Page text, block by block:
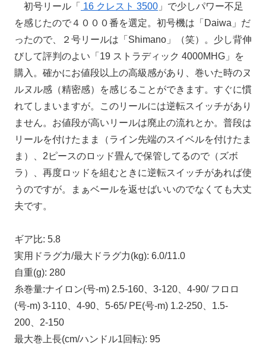
初号リール「 16 クレスト 3500 」で少しパワー不足
を感じたので４０００番を選定。初号機は「Daiwa」だ
ったので、２号リールは「Shimano」（笑）。少し背伸
びして評判のよい「19 ストラディック 4000MHG」を
購入。確かにお値段以上の高級感があり、巻いた時のヌ
ルヌル感（精密感）を感じることができます。すぐに慣
れてしまいますが。このリールには逆転スイッチがあり
ません。お値段が高いリールは廃止の流れとか。普段は
リールを付けたまま（ライン先端のスイベルを付けたま
ま）、2ピースのロッド畳んで保管してるので（ズボ
ラ）、再度ロッドを組むときに逆転スイッチがあれば使
うのですが。まぁベールを返せばいいのでなくても大丈
夫です。
ギア比: 5.8
実用ドラグ力/最大ドラグ力(kg): 6.0/11.0
自重(g): 280
糸巻量:ナイロン(号-m) 2.5-160、3-120、4-90/ フロロ
(号-m) 3-110、4-90、5-65/ PE(号-m) 1.2-250、1.5-
200、2-150
最大巻上長(cm/ハンドル1回転): 95